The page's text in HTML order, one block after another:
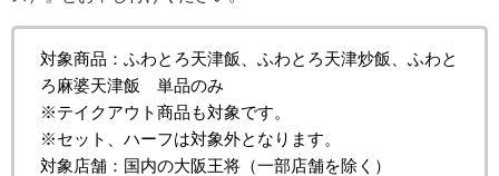
対象商品：ふわとろ天津飯、ふわとろ天津炒飯、ふわと
ろ麻婆天津飯 単品のみ
※テイクアウト商品も対象です。
※セット、ハーフは対象外となります。
対象店舗：国内の大阪王将（一部店舗を除く）